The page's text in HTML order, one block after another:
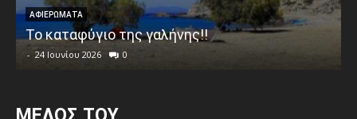
ΑΦΙΕΡΩΜΑΤΑ
Το καταφύγιο της γαλήνης!!
- 24 Ιουνίου 2026 0